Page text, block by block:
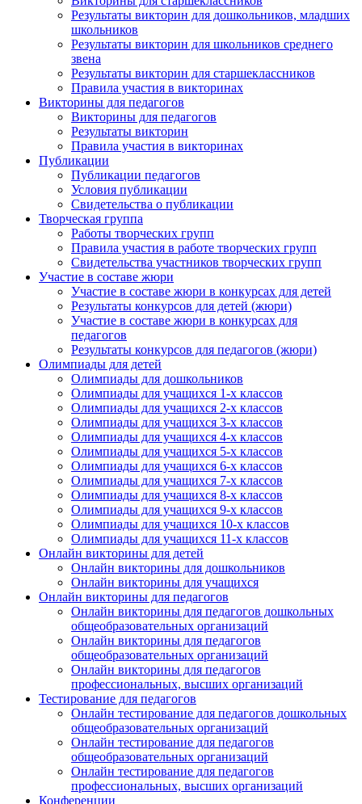
Результаты викторин для дошкольников, младших
школьников
Результаты викторин для школьников среднего
звена
Результаты викторин для старшеклассников
Правила участия в викторинах
Викторины для педагогов
Викторины для педагогов
Результаты викторин
Правила участия в викторинах
Публикации
Публикации педагогов
Условия публикации
Свидетельства о публикации
Творческая группа
Работы творческих групп
Правила участия в работе творческих групп
Свидетельства участников творческих групп
Участие в составе жюри
Участие в составе жюри в конкурсах для детей
Результаты конкурсов для детей (жюри)
Участие в составе жюри в конкурсах для
педагогов
Результаты конкурсов для педагогов (жюри)
Олимпиады для детей
Олимпиады для дошкольников
Олимпиады для учащихся 1-х классов
Олимпиады для учащихся 2-х классов
Олимпиады для учащихся 3-х классов
Олимпиады для учащихся 4-х классов
Олимпиады для учащихся 5-х классов
Олимпиады для учащихся 6-х классов
Олимпиады для учащихся 7-х классов
Олимпиады для учащихся 8-х классов
Олимпиады для учащихся 9-х классов
Олимпиады для учащихся 10-х классов
Олимпиады для учащихся 11-х классов
Онлайн викторины для детей
Онлайн викторины для дошкольников
Онлайн викторины для учащихся
Онлайн викторины для педагогов
Онлайн викторины для педагогов дошкольных
общеобразовательных организаций
Онлайн викторины для педагогов
общеобразовательных организаций
Онлайн викторины для педагогов
профессиональных, высших организаций
Тестирование для педагогов
Онлайн тестирование для педагогов дошкольных
общеобразовательных организаций
Онлайн тестирование для педагогов
общеобразовательных организаций
Онлайн тестирование для педагогов
профессиональных, высших организаций
Конференции